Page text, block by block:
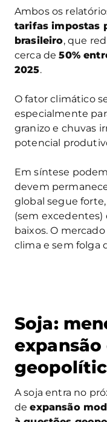
Ambos os
tarifas impostas
brasileiro, que
cerca de50%
2025.
O fator climático
especialmente
granizo e chuvas
potencial
Em síntese
devem
global segue
(sem
baixos. O
clima e sem folga
Soja:
A soja entra no
deexpansão